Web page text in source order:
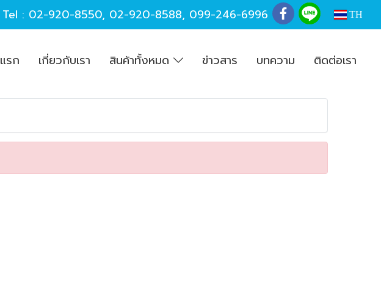
Tel : 02-920-8550, 02-920-8588, 099-246-6996 TH
รก เกี่ยวกับเรา สินค้าทั้งหมด ข่าวสาร บทความ ติดต่อเรา